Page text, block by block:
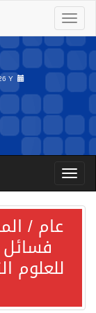
Y
عام /
فسائل
للعلوم